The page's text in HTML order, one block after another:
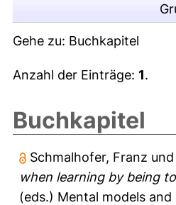
Gehe zu: Buchkapitel
Anzahl der Einträge: 1.
Buchkapitel
Schmalhofer, Franz und
when learning by being
(eds.) Mental models